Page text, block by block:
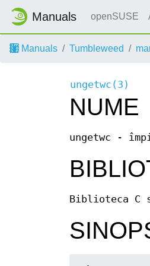
Manuals openSUSE
Manuals Tumbleweed
ungetwc(3)
NUME
ungetwc -
Biblioteca C